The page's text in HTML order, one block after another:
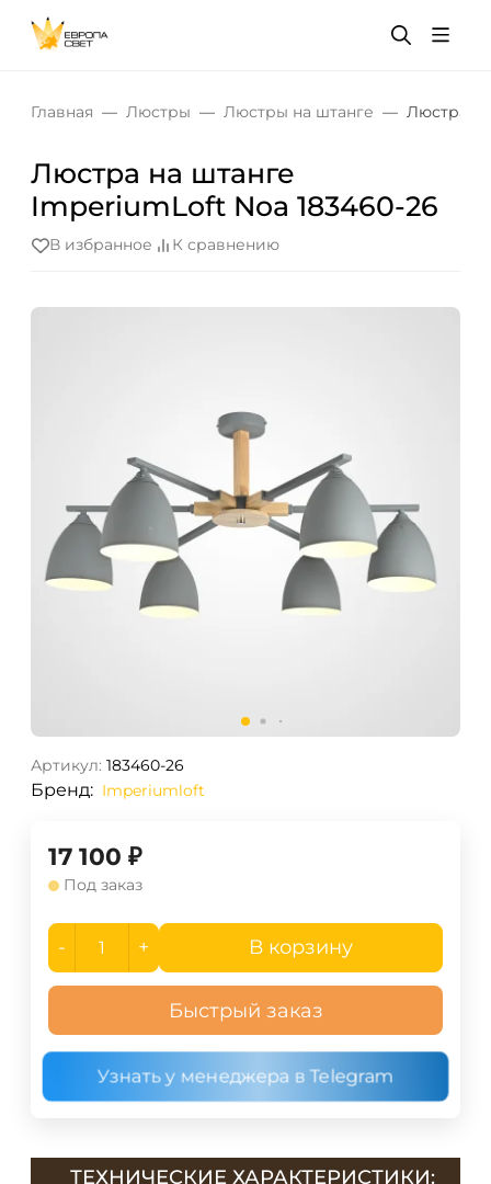
Главная Люстры Люстры на штанге Люстра
Люстра на штанге
ImperiumLoft Noa 183460-26
В избранное К сравнению
Артикул: 183460-26
Бренд: Imperiumloft
17 100 ₽
Под заказ
- + В корзину
Быстрый заказ
Узнать у менеджера в Telegram
ТЕХНИЧЕСКИЕ ХАРАКТЕРИСТИКИ: